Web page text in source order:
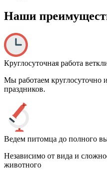
Наши
Круглосуточная работа
Мы работаем круглосуточно
праздников.
Ведем питомца до полного
Независимо от вида и
животного